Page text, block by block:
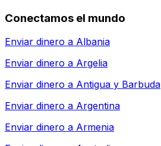
Conectamos el mundo
Enviar dinero a Albania
Enviar dinero a Argelia
Enviar dinero a Antigua y Barbuda
Enviar dinero a Argentina
Enviar dinero a Armenia